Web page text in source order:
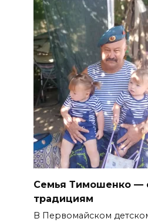
Семья Тимошенко —
традициям
В Первомайском